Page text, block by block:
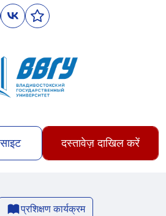
दस्तावेज़ दाखिल करें
प्रशिक्षण कार्यक्रम